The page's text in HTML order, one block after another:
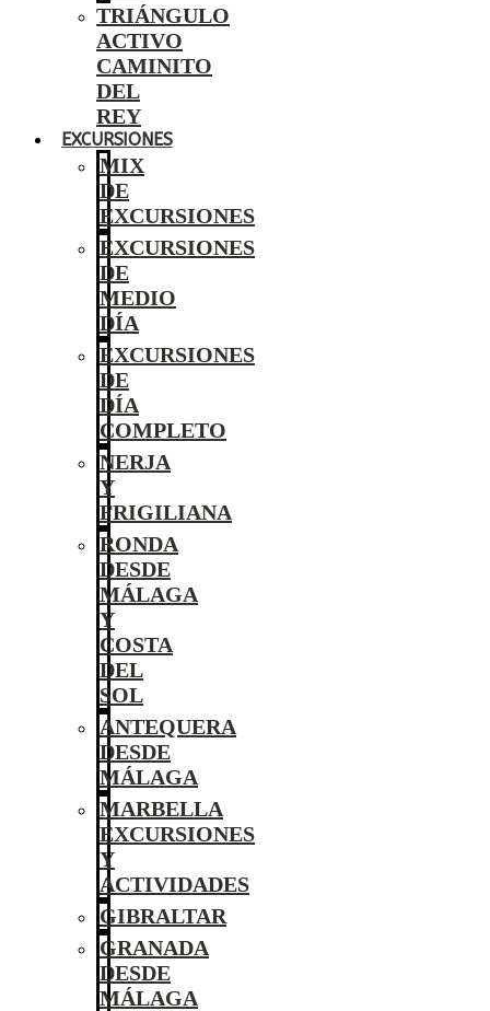
TRIÁNGULO
ACTIVO
CAMINITO
DEL
REY
EXCURSIONES
MIX
DE
EXCURSIONES
EXCURSIONES
DE
MEDIO
DÍA
EXCURSIONES
DE
DÍA
COMPLETO
NERJA
Y
FRIGILIANA
RONDA
DESDE
MÁLAGA
Y
COSTA
DEL
SOL
ANTEQUERA
DESDE
MÁLAGA
MARBELLA
EXCURSIONES
Y
ACTIVIDADES
GIBRALTAR
GRANADA
DESDE
MÁLAGA